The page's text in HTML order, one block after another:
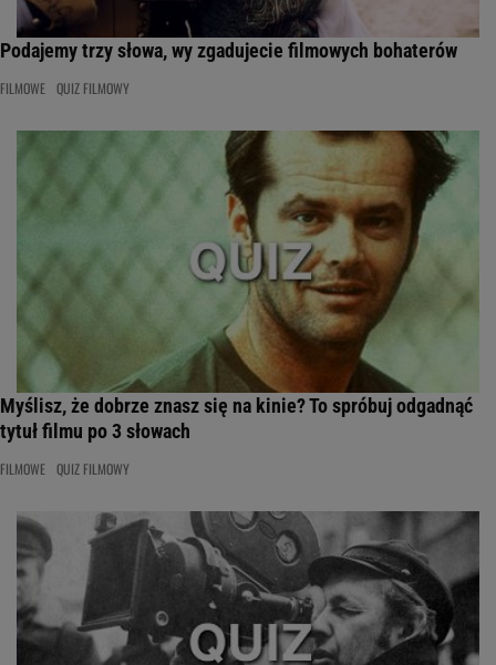
Podajemy trzy słowa, wy zgadujecie filmowych bohaterów
FILMOWE QUIZ FILMOWY
Myślisz, że dobrze znasz się na kinie? To spróbuj odgadnąć
tytuł filmu po 3 słowach
FILMOWE QUIZ FILMOWY